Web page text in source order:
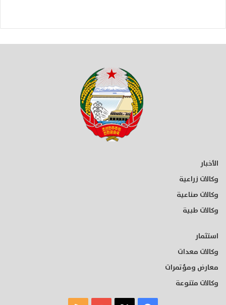
الأخبار
وكالات زراعية
وكالات صناعية
وكالات طبية
استثمار
وكالات معدات
معارض ومؤتمرات
وكالات متنوعة